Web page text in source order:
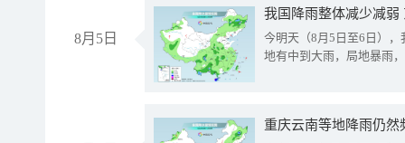
8月5日
我国降雨整体减少减弱
今明天（8月5日至6日）
地有中到大雨，局地暴雨
重庆云南等地降雨仍然